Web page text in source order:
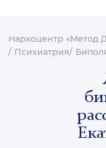
Наркоцентр «Метод
Психиатрия